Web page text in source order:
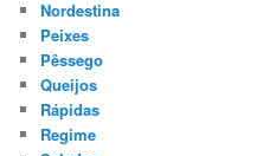
Nordestina
Peixes
Pêssego
Queijos
Rápidas
Regime